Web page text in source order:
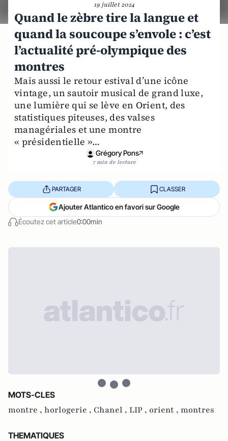
19 juillet 2024
Quand le zèbre tire la langue et
quand la soucoupe s’envole : c’est
l’actualité pré-olympique des
montres
Mais aussi le retour estival d’une icône
vintage, un sautoir musical de grand luxe,
une lumière qui se lève en Orient, des
statistiques piteuses, des valses
managériales et une montre
« présidentielle »…
Grégory Pons
7 min de lecture
Écoutez cet article0:00min
PARTAGER CLASSER
Ajouter Atlantico en favori sur Google
MOTS-CLES
montre , horlogerie , Chanel , LIP , orient , montres
THEMATIQUES